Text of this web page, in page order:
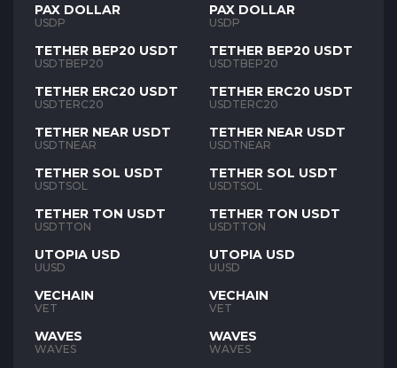
PAX DOLLAR
USDP
TETHER BEP20 USDT
USDTBEP20
TETHER ERC20 USDT
USDTERC20
TETHER NEAR USDT
USDTNEAR
TETHER SOL USDT
USDTSOL
TETHER TON USDT
USDTTON
UTOPIA USD
UUSD
VECHAIN
VET
WAVES
WAVES
PAX DOLLAR
USDP
TETHER BEP20 USDT
USDTBEP20
TETHER ERC20 USDT
USDTERC20
TETHER NEAR USDT
USDTNEAR
TETHER SOL USDT
USDTSOL
TETHER TON USDT
USDTTON
UTOPIA USD
UUSD
VECHAIN
VET
WAVES
WAVES